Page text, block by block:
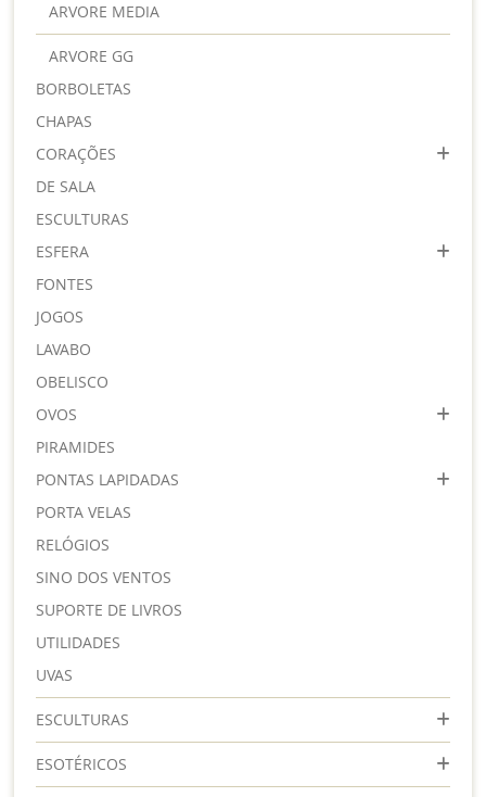
ARVORE MEDIA
ARVORE GG
BORBOLETAS
CHAPAS
CORAÇÕES
DE SALA
ESCULTURAS
ESFERA
FONTES
JOGOS
LAVABO
OBELISCO
OVOS
PIRAMIDES
PONTAS LAPIDADAS
PORTA VELAS
RELÓGIOS
SINO DOS VENTOS
SUPORTE DE LIVROS
UTILIDADES
UVAS
ESCULTURAS
ESOTÉRICOS